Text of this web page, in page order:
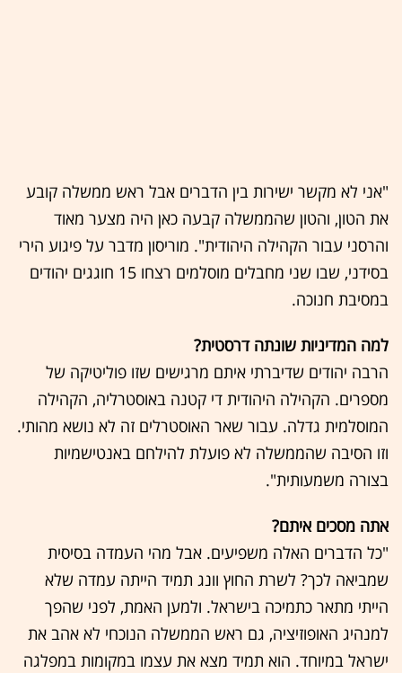
"אני לא מקשר ישירות בין הדברים אבל ראש ממשלה קובע
את הטון, והטון שהממשלה קבעה כאן היה מצער מאוד
והרסני עבור הקהילה היהודית". מוריסון מדבר על פיגוע הירי
בסידני, שבו שני מחבלים מוסלמים רצחו 15 חוגגים יהודים
במסיבת חנוכה.
למה המדיניות שונתה דרסטית?
הרבה יהודים שדיברתי איתם מרגישים שזו פוליטיקה של
מספרים. הקהילה היהודית די קטנה באוסטרליה, הקהילה
המוסלמית גדלה. עבור שאר האוסטרלים זה לא נושא מהותי.
וזו הסיבה שהממשלה לא פועלת להילחם באנטישמיות
בצורה משמעותית".
אתה מסכים איתם?
"כל הדברים האלה משפיעים. אבל מהי העמדה בסיסית
שמביאה לכך? לשרת החוץ וונג תמיד הייתה עמדה שלא
הייתי מתאר כתמיכה בישראל. ולמען האמת, לפני שהפך
למנהיג האופוזיציה, גם ראש הממשלה הנוכחי לא אהב את
ישראל במיוחד. הוא תמיד מצא את עצמו במקומות במפלגה